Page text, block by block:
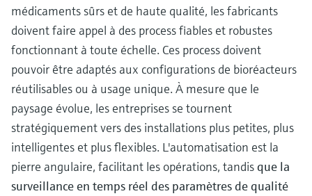
médicaments sûrs et de haute qualité, les fabricants
doivent faire appel à des process fiables et robustes
fonctionnant à toute échelle. Ces process doivent
pouvoir être adaptés aux configurations de bioréacteurs
réutilisables ou à usage unique. À mesure que le
paysage évolue, les entreprises se tournent
stratégiquement vers des installations plus petites, plus
intelligentes et plus flexibles. L'automatisation est la
pierre angulaire, facilitant les opérations, tandisque la
surveillance en temps réel des paramètres de qualité